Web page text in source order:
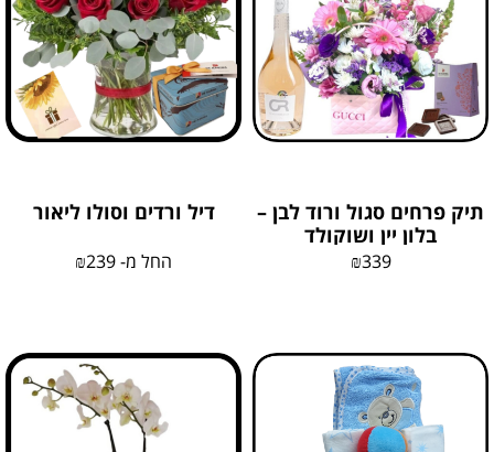
תיק פרחים סגול ורוד לבן –
בלון יין ושוקולד
₪339
דיל ורדים וסולו ליאור
החל מ- ₪239